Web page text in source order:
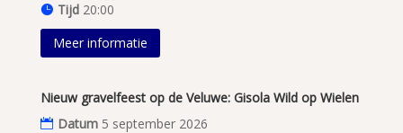
Tijd 20:00
Meer informatie
Nieuw gravelfeest op de Veluwe: Gisola Wild op Wielen
Datum 5 september 2026